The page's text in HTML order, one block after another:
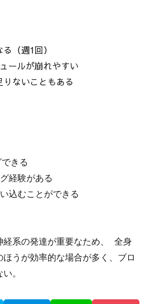
（週1回）
ールが崩れやすい
りないこともある
きる
経験がある
込むことができる
経系の発達が重要なため、 全身
うが効率的な場合が多く、ブロ
。